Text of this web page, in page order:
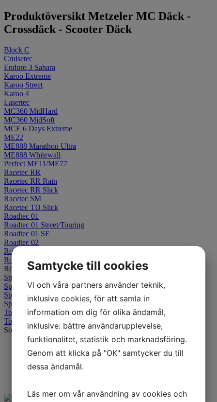
Produktöversikt Metzeler MC Däck -
Crossdäck - Scooter Däck
Block C
Cruisetec
Enduro 3 Sahara
Karoo Extreme
Karoo Street
Karoo 4
Lasertec
MC360 MidHard
MC360 MidSoft
MCE 6 Days Extreme
ME22
ME888 Marathon Ultra
ME888 Whitewall
Perfect ME11/ME77
Racetec RR
Racetec RR Rain
Racetec RR Slick
Racetec SM
Racetec TD Slick
Roadtec 01
Roadtec 01 Street/Touring
Roadtec 01 SE
Roadtec 02
Roadtec Scooter
Roadtec Z6
Roadtec Z8 Interact
Sportec 01 RS
Sportec M5 Interact
Sportec M7 RR
Sportec M9 RR
Tourance
Tourance Next 2
Sortering
Senaste
Alfabetisk A-Ö
Billigast
Samtycke till cookies
Vi och våra partners använder teknik,
inklusive cookies, för att samla in
information om dig för olika ändamål,
inklusive: bättre användarupplevelse,
funktionalitet, statistik och marknadsföring.
Genom att klicka på "OK" samtycker du till
dessa ändamål.
Läs mer om vår användning av cookies och